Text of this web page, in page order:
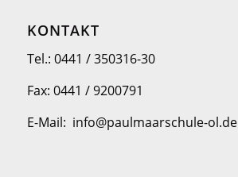
KONTAKT
Tel.: 0441 / 350316-30
Fax: 0441 / 9200791
E-Mail: info@paulmaarschule-ol.de